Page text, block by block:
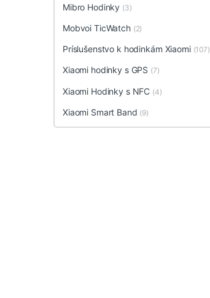
Mibro Hodinky (3)
Mobvoi TicWatch (2)
Príslušenstvo k hodinkám Xiaomi (107)
Xiaomi hodinky s GPS (7)
Xiaomi Hodinky s NFC (4)
Xiaomi Smart Band (9)